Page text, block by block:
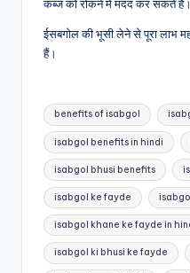
कब्ज को रोकने में मदद कर सकते हैं।
ईसबगोल की भूसी लेने से पूरा
हैं।
Tags:
benefits of isabgol
isabgol benefits in hindi
isabgol bhusi benefits
isabgol ke fayde
isabgol khane ke fayde in
isabgol ki bhusi ke fayde